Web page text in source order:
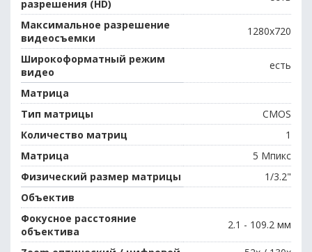
разрешения (HD)
Максимальное разрешение
видеосъемки
1280x720
Широкоформатный режим
видео
есть
Матрица
Тип матрицы
CMOS
Количество матриц
1
Матрица
5 Мпикс
Физический размер матрицы
1/3.2"
Объектив
Фокусное расстояние
объектива
2.1 - 109.2 мм